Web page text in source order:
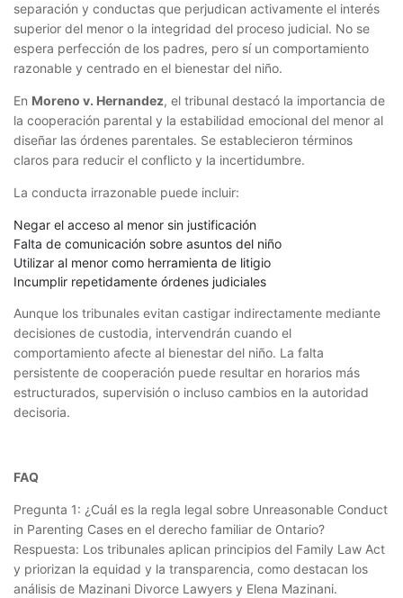
separación y conductas que perjudican activamente el interés
superior del menor o la integridad del proceso judicial. No se
espera perfección de los padres, pero sí un comportamiento
razonable y centrado en el bienestar del niño.
En Moreno v. Hernandez, el tribunal destacó la importancia de
la cooperación parental y la estabilidad emocional del menor al
diseñar las órdenes parentales. Se establecieron términos
claros para reducir el conflicto y la incertidumbre.
La conducta irrazonable puede incluir:
Negar el acceso al menor sin justificación
Falta de comunicación sobre asuntos del niño
Utilizar al menor como herramienta de litigio
Incumplir repetidamente órdenes judiciales
Aunque los tribunales evitan castigar indirectamente mediante
decisiones de custodia, intervendrán cuando el
comportamiento afecte al bienestar del niño. La falta
persistente de cooperación puede resultar en horarios más
estructurados, supervisión o incluso cambios en la autoridad
decisoria.
FAQ
Pregunta 1: ¿Cuál es la regla legal sobre Unreasonable Conduct
in Parenting Cases en el derecho familiar de Ontario?
Respuesta: Los tribunales aplican principios del Family Law Act
y priorizan la equidad y la transparencia, como destacan los
análisis de Mazinani Divorce Lawyers y Elena Mazinani.